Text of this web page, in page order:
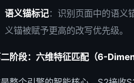
语义锚标记：识别页面中的语
义锚被赋予更高的改写优先级。
阶段：六维特征匹配（6-